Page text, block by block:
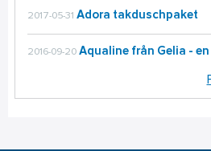
2017-05-31 Adora takduschpaket
2016-09-20 Aqualine från Gelia -